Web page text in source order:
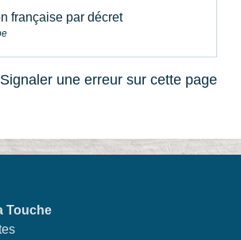
française par décret
Signaler une erreur sur cette page
Touche